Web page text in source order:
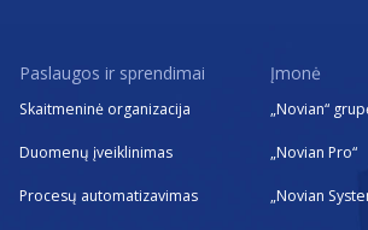
Paslaugos ir sprendimai
Skaitmeninė organizacija
Duomenų įveiklinimas
Procesų automatizavimas
Įmonė
„Novian“
„Novian Pro“
„Novian